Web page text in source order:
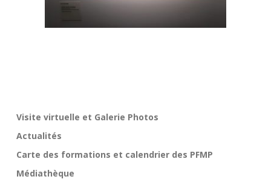
Visite virtuelle et Galerie Photos
Actualités
Carte des formations et calendrier des PFMP
Médiathèque